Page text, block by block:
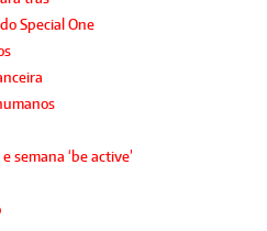
Special One
semana ‘be active’